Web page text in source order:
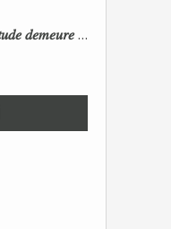
𝐴𝑝𝑟𝑒̀𝑠 𝑡𝑜𝑢𝑡𝑒𝑠 𝑐𝑒𝑠 𝑎𝑛𝑛𝑒́𝑒𝑠, 𝑢𝑛𝑒 𝑐𝑒𝑟𝑡𝑖𝑡𝑢𝑑𝑒 𝑑𝑒𝑚𝑒𝑢𝑟𝑒 : 𝐿𝑒 𝑚𝑜𝑛𝑑𝑒 𝑑𝑢 𝑡𝑟𝑎𝑣𝑎𝑖𝑙 𝑐ℎ𝑎𝑛𝑔𝑒. 𝐿𝑒𝑠 𝑐𝑜𝑛𝑠 𝑠'𝑎𝑑𝑎𝑝𝑡𝑒𝑛𝑡 :)